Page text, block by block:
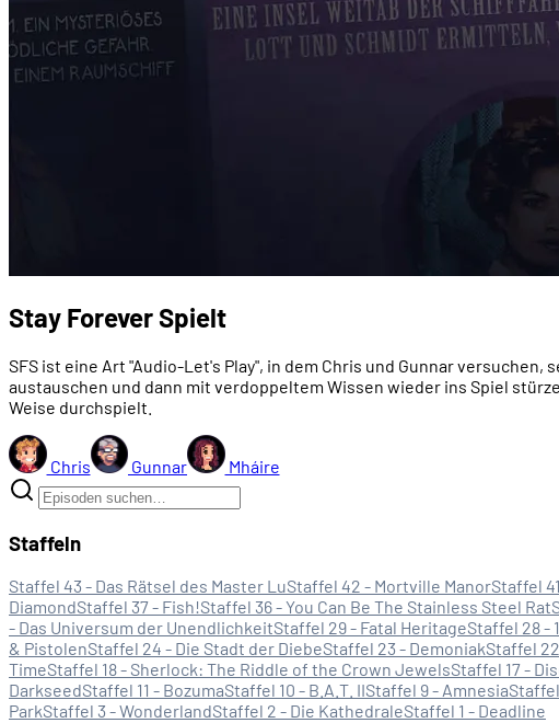
Stay Forever Spielt
SFS ist eine Art "Audio-Let's Play", in dem Chris und Gunnar
austauschen und dann mit verdoppeltem Wissen wieder ins Spiel
Weise durchspielt.
Chris Gunnar Mháire
Staffeln
Staffel 43 - Das Rätsel des Master LuStaffel 42 - Mortville ManorStaffel
DiamondStaffel 37 - Fish!Staffel 36 - You Can Be The Stainless Steel Rat
- Das Universum der UnendlichkeitStaffel 29 - Fatal HeritageStaffel 28 -
& PistolenStaffel 24 - Die Stadt der DiebeStaffel 23 - DemoniakStaffel
TimeStaffel 18 - Sherlock: The Riddle of the Crown JewelsStaffel 17 -
DarkseedStaffel 11 - BozumaStaffel 10 - B.A.T. IIStaffel 9 - Amnesia
ParkStaffel 3 - WonderlandStaffel 2 - Die KathedraleStaffel 1 - Deadline